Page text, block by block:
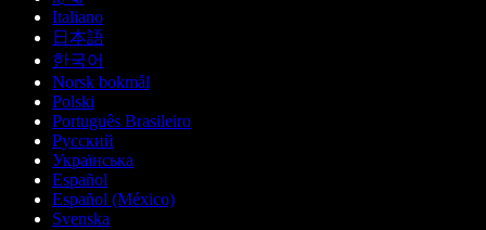
Italiano
日本語
한국어
Norsk bokmål
Polski
Português Brasileiro
Русский
Українська
Español
Español (México)
Svenska